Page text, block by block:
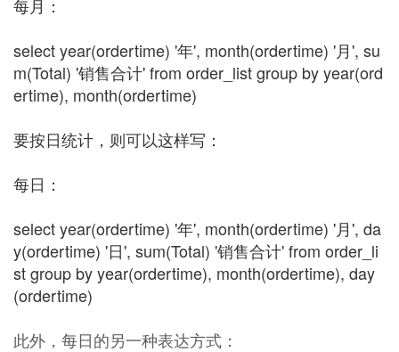
每月：
select year(ordertime) '年', month(ordertime) '月', su
m(Total) '销售合计' from order_list group by year(ord
ertime), month(ordertime)
要按日统计，则可以这样写：
每日：
select year(ordertime) '年', month(ordertime) '月', da
y(ordertime) '日', sum(Total) '销售合计' from order_li
st group by year(ordertime), month(ordertime), day
(ordertime)
此外，每日的另一种表达方式：